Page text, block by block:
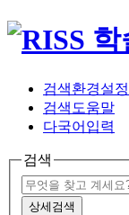
검색환경설정
검색도움말
다국어입력
검색
상세검색